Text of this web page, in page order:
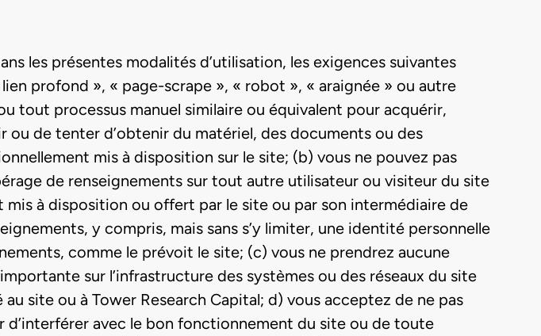
les présentes modalités d’utilisation, les exigences suivantes
profond », « page-scrape », « robot », « araignée » ou autre
processus manuel similaire ou équivalent pour acquérir,
de tenter d’obtenir du matériel, des documents ou des
mis à disposition sur le site; (b) vous ne pouvez pas
de renseignements sur tout autre utilisateur ou visiteur du site
à disposition ou offert par le site ou par son intermédiaire de
y compris, mais sans s’y limiter, une identité personnelle
comme le prévoit le site; (c) vous ne prendrez aucune
sur l’infrastructure des systèmes ou des réseaux du site
site ou à Tower Research Capital; d) vous acceptez de ne pas
avec le bon fonctionnement du site ou de toute